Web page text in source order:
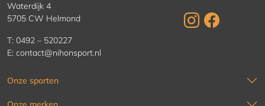
Waterdijk 4
5705 CW Helmond
T: 0492 – 520227
E: contact@nihonsport.nl
Onze sporten